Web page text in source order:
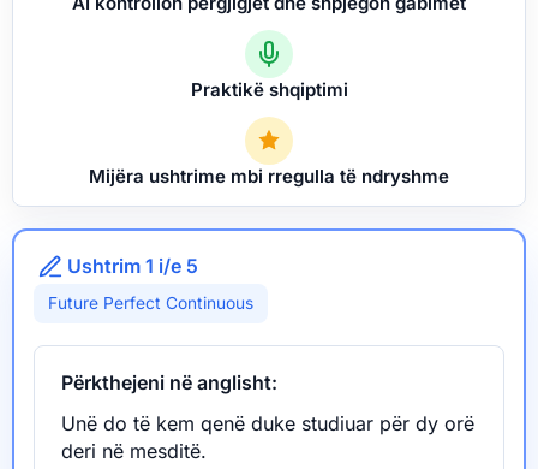
Praktikë shqiptimi
Mijëra ushtrime mbi rregulla të ndryshme
Ushtrim 1 i/e 5
Future Perfect Continuous
Përkthejeni në anglisht:
Unë do të kem qenë duke studiuar për dy orë
deri në mesditë.